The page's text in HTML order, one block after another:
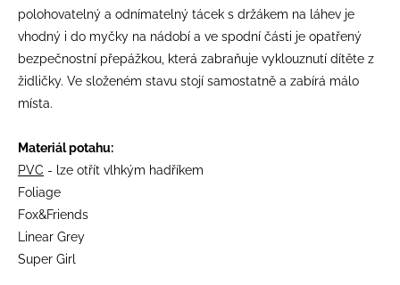
polohovatelný a odnímatelný tácek s držákem na láhev je
vhodný i do myčky na nádobí a ve spodní části je opatřený
bezpečnostní přepážkou, která zabraňuje vyklouznutí dítěte z
židličky. Ve složeném stavu stojí samostatně a zabírá málo
místa.
Materiál potahu:
PVC - lze otřít vlhkým hadříkem
Foliage
Fox&Friends
Linear Grey
Super Girl